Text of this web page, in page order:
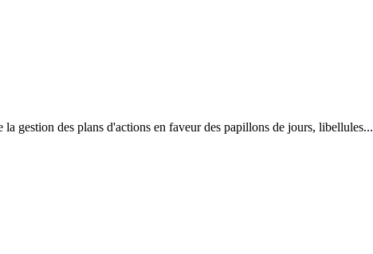
gestion des plans d'actions en faveur des papillons de jours, libellules...